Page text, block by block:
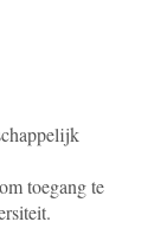
toegang te